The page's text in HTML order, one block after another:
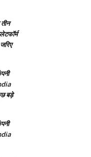
बड़े